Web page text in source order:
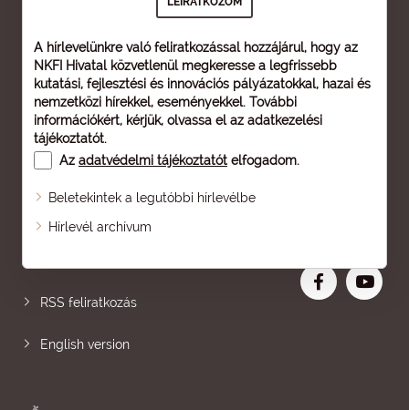
A hírlevelünkre való feliratkozással hozzájárul, hogy az
NKFI Hivatal közvetlenül megkeresse a legfrissebb
kutatási, fejlesztési és innovációs pályázatokkal, hazai és
nemzetközi hírekkel, eseményekkel. További
információkért, kérjük, olvassa el az adatkezelési
tájékoztatót.
Az adatvédelmi tájékoztatót elfogadom.
Beletekintek a legutóbbi hírlevélbe
Hírlevél archívum
Oldaltérkép
RSS feliratkozás
English version